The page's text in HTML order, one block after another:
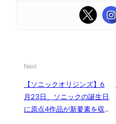
Next
【ソニックオリジンズ】6
月23日、ソニックの誕生日
に原点4作品が新要素を収